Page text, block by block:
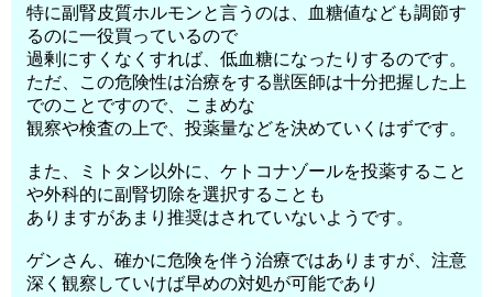
特に副腎皮質ホルモンと言うのは、血糖値なども調節す
るのに一役買っているので
過剰にすくなくすれば、低血糖になったりするのです。
ただ、この危険性は治療をする獣医師は十分把握した上
でのことですので、こまめな
観察や検査の上で、投薬量などを決めていくはずです。
また、ミトタン以外に、ケトコナゾールを投薬すること
や外科的に副腎切除を選択することも
ありますがあまり推奨はされていないようです。
ゲンさん、確かに危険を伴う治療ではありますが、注意
深く観察していけば早めの対処が可能であり